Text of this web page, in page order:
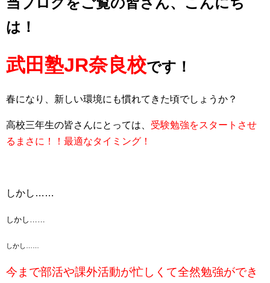
は！
武田塾JR奈良校です！
春になり、新しい環境にも慣れてきた頃でしょうか？
高校三年生の皆さんにとっては、 受験勉強をスタートさせ
るまさに！！最適なタイミング！
しかし……
しかし……
しかし……
今まで部活や課外活動が忙しくて全然勉強ができ